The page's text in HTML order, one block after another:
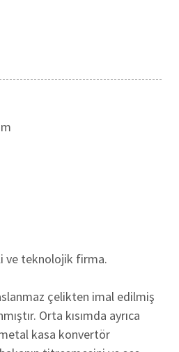
ve teknolojik firma.
çelikten imal edilmiş
Orta kısımda ayrıca
kasa konvertör